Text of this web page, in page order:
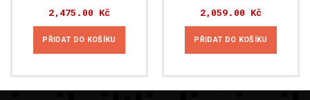
2,475.00 Kč
PŘIDAT DO KOŠÍKU
2,059.00 Kč
PŘIDAT DO KOŠÍKU